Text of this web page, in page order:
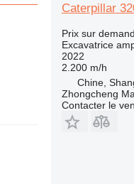
Caterpillar
Prix sur
Excavatrice
2022
2.200 m/h
Chine,
Zhongcheng
Contacter le